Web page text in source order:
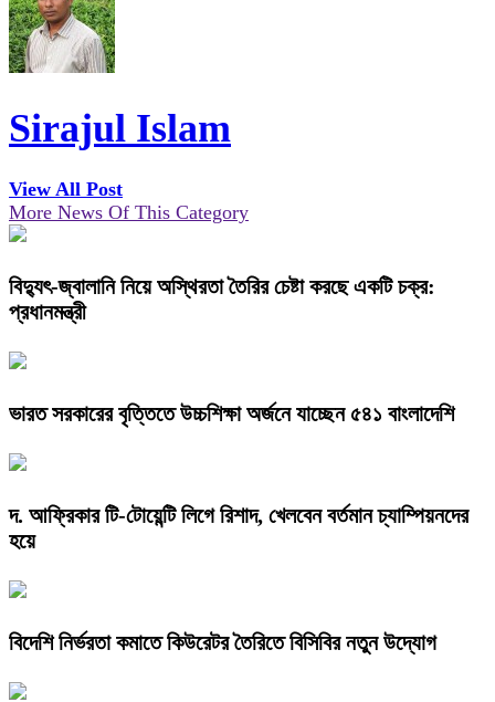
Sirajul Islam
View All Post
More News Of This Category
বিদ্যুৎ-জ্বালানি নিয়ে অস্থিরতা তৈরির চেষ্টা করছে একটি চক্র:
প্রধানমন্ত্রী
ভারত সরকারের বৃত্তিতে উচ্চশিক্ষা অর্জনে যাচ্ছেন ৫৪১ বাংলাদেশি
দ. আফ্রিকার টি-টোয়েন্টি লিগে রিশাদ, খেলবেন বর্তমান চ্যাম্পিয়নদের
হয়ে
বিদেশি নির্ভরতা কমাতে কিউরেটর তৈরিতে বিসিবির নতুন উদ্যোগ